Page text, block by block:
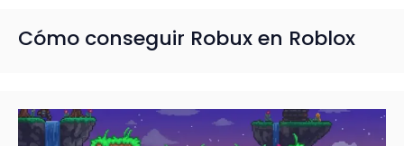
Cómo conseguir Robux en Roblox